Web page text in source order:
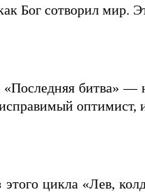
Бог сотворил мир.
битва» —
оптимист, и
цикла «Лев,